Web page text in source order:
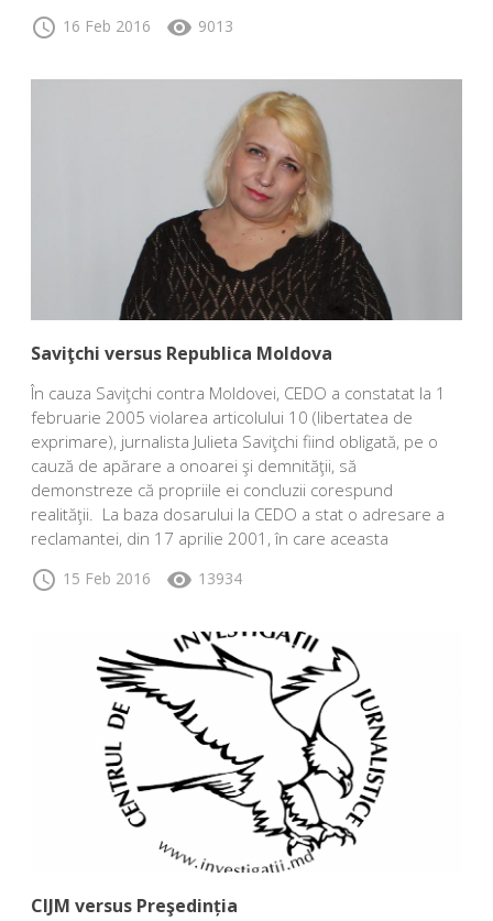
schedule 16 Feb 2016 visibility 9013
Saviţchi versus Republica Moldova
În cauza Saviţchi contra Moldovei, CEDO a constatat la 1
februarie 2005 violarea articolului 10 (libertatea de
exprimare), jurnalista Julieta Saviţchi fiind obligată, pe o
cauză de apărare a onoarei şi demnităţii, să
demonstreze că propriile ei concluzii corespund
realităţii. La baza dosarului la CEDO a stat o adresare a
reclamantei, din 17 aprilie 2001, în care aceasta
schedule 15 Feb 2016 visibility 13934
CIJM versus Preşedinția